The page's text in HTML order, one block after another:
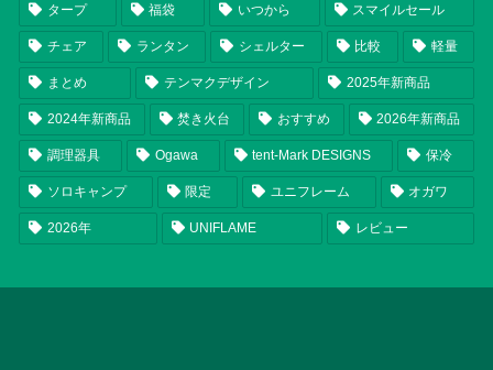
タープ 福袋 いつから スマイルセール
チェア ランタン シェルター 比較 軽量
まとめ テンマクデザイン 2025年新商品
2024年新商品 焚き火台 おすすめ 2026年新商品
調理器具 Ogawa tent-Mark DESIGNS 保冷
ソロキャンプ 限定 ユニフレーム オガワ
2026年 UNIFLAME レビュー